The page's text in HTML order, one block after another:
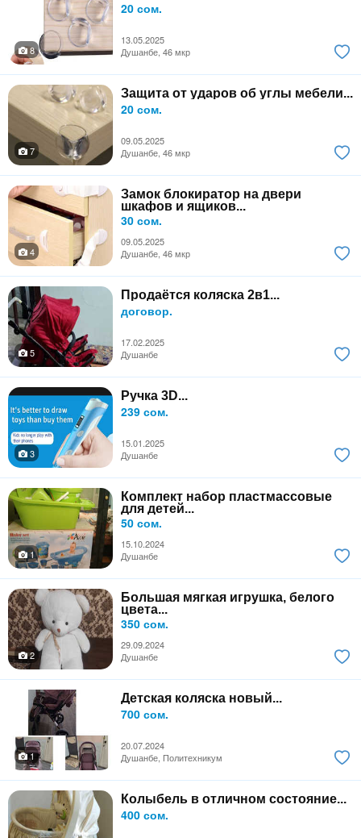
20 сом.
13.05.2025
8
Душанбе, 46 мкр
Защита от ударов об углы мебели...
20 сом.
09.05.2025
7
Душанбе, 46 мкр
Замок блокиратор на двери
шкафов и ящиков...
30 сом.
09.05.2025
4
Душанбе, 46 мкр
Продаётся коляска 2в1...
договор.
17.02.2025
5
Душанбе
Ручка 3D...
239 сом.
15.01.2025
3
Душанбе
Комплект набор пластмассовые
для детей...
50 сом.
15.10.2024
1
Душанбе
Большая мягкая игрушка, белого
цвета...
350 сом.
29.09.2024
2
Душанбе
Детская коляска новый...
700 сом.
20.07.2024
1
Душанбе, Политехникум
Колыбель в отличном состояние...
400 сом.